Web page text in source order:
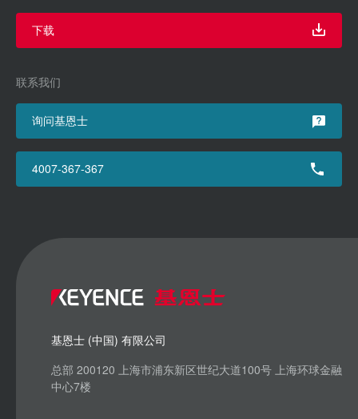
下载
联系我们
询问基恩士
4007-367-367
基恩士 (中国) 有限公司
总部 200120 上海市浦东新区世纪大道100号 上海环球金融
中心7楼